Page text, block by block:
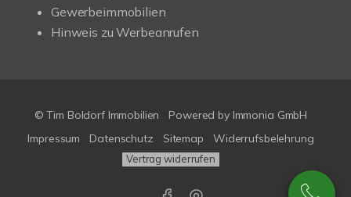
Gewerbeimmobilien
Hinweis zu Werbeanrufen
© Tim Boldorf Immobilien Powered by Immonia GmbH
Impressum
Datenschutz Sitemap Widerrufsbelehrung
Vertrag widerrufen